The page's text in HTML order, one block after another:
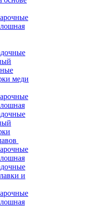
меди
и